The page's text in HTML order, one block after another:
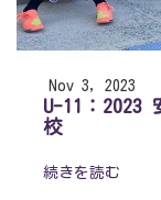
Nov 3, 2023
U-11：2023
校
続きを読む